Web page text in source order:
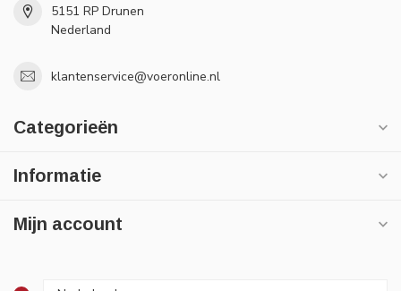
5151 RP Drunen
Nederland
klantenservice@voeronline.nl
Categorieën
Informatie
Mijn account